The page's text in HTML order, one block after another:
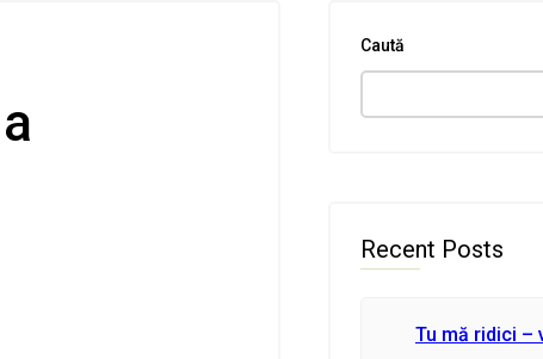
Caută
Recent Posts
Tu mă ridici –